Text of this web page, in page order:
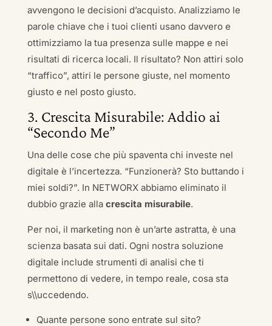
avvengono le decisioni d’acquisto. Analizziamo le
parole chiave che i tuoi clienti usano davvero e
ottimizziamo la tua presenza sulle mappe e nei
risultati di ricerca locali. Il risultato? Non attiri solo
“traffico”, attiri le persone giuste, nel momento
giusto e nel posto giusto.
3. Crescita Misurabile: Addio ai
“Secondo Me”
Una delle cose che più spaventa chi investe nel
digitale è l’incertezza. “Funzionerà? Sto buttando i
miei soldi?”. In NETWORX abbiamo eliminato il
dubbio grazie alla crescita misurabile.
Per noi, il marketing non è un’arte astratta, è una
scienza basata sui dati. Ogni nostra soluzione
digitale include strumenti di analisi che ti
permettono di vedere, in tempo reale, cosa sta
s\\uccedendo.
Quante persone sono entrate sul sito?